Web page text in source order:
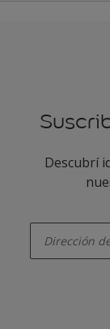
Descubrí